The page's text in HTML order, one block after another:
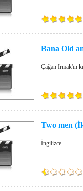
Bana Old
Çağan Irmak'ın
Two men
İngilizce